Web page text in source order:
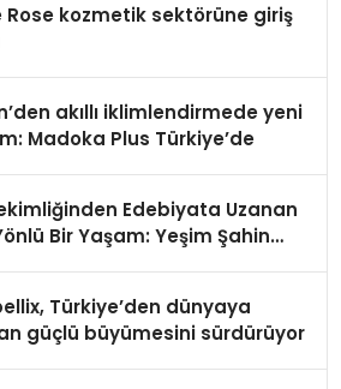
Rose kozmetik sektörüne giriş
akıllı iklimlendirmede yeni
Madoka Plus Türkiye’de
Edebiyata Uzanan
Bir Yaşam: Yeşim Şahin
Türkiye’den dünyaya
güçlü büyümesini sürdürüyor